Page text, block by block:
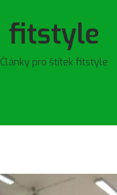
fitstyle
Články pro štítek fitstyle